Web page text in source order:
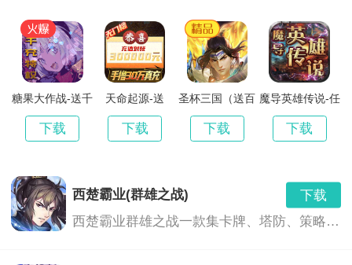
玩家们需要想办法一一解锁，为自己的游乐园打造不同
的风格。
2.简单的游戏规则，不需要费心去了解游戏的复杂规
糖果大作战-送千
下载
天命起源-送
下载
圣杯三国（送百
下载
魔导英雄传说-任
下载
西楚霸业(群雄之战)
下载
西楚霸业群雄之战一款集卡牌、塔防、策略于一体的，可以通过游戏内即时翻译系统与全世界玩家无障碍交流的卡牌手游。一次下载，多重体验，快来与你的朋友并肩作战，与世界各地玩家对战，有兴趣的小伙伴们可以下载哦！